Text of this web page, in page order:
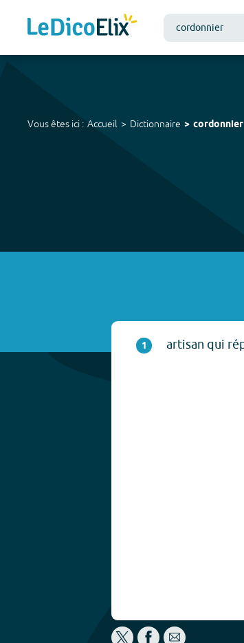
Vous êtes ici : Accueil Dictionnaire cordonnier
1 artisan qui